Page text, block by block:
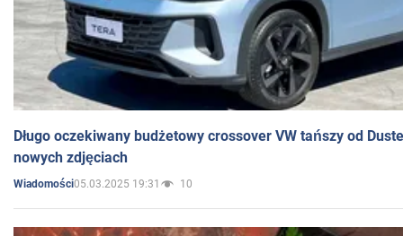
Długo oczekiwany budżetowy crossover VW tańszy od
nowych zdjęciach
Wiadomości05.03.2025 19:31 10